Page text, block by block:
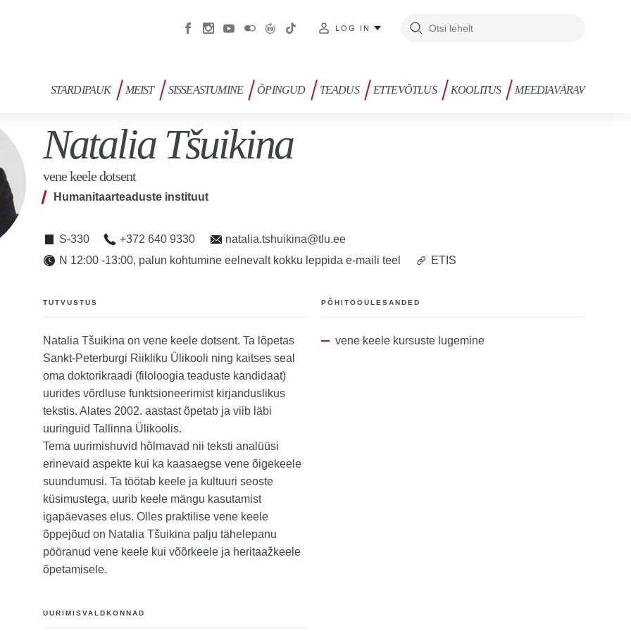
LOG IN
STARDIPAUK MEIST SISSEASTUMINE ÕPINGUD TEADUS ETTEVÕTLUS KOOLITUS MEEDIAVÄRAV
Natalia Tšuikina
vene keele dotsent
Humanitaarteaduste instituut
S-330 +372 640 9330
natalia.tshuikina@tlu.ee
N 12:00 -13:00, palun kohtumine eelnevalt kokku leppida e-maili teel
ETIS
TUTVUSTUS
Natalia Tšuikina on vene keele dotsent. Ta lõpetas
Sankt-Peterburgi Riikliku Ülikooli ning kaitses seal
oma doktorikraadi (filoloogia teaduste kandidaat)
uurides võrdluse funktsioneerimist kirjanduslikus
tekstis. Alates 2002. aastast õpetab ja viib läbi
uuringuid Tallinna Ülikoolis.
Tema uurimishuvid hõlmavad nii teksti analüüsi
erinevaid aspekte kui ka kaasaegse vene õigekeele
suundumusi. Ta töötab keele ja kultuuri seoste
küsimustega, uurib keele mängu kasutamist
igapäevases elus. Olles praktilise vene keele
õppejõud on Natalia Tšuikina palju tähelepanu
pööranud vene keele kui võõrkeele ja heritaažkeele
õpetamisele.
PÕHITÖÖÜLESANDED
vene keele kursuste lugemine
UURIMISVALDKONNAD